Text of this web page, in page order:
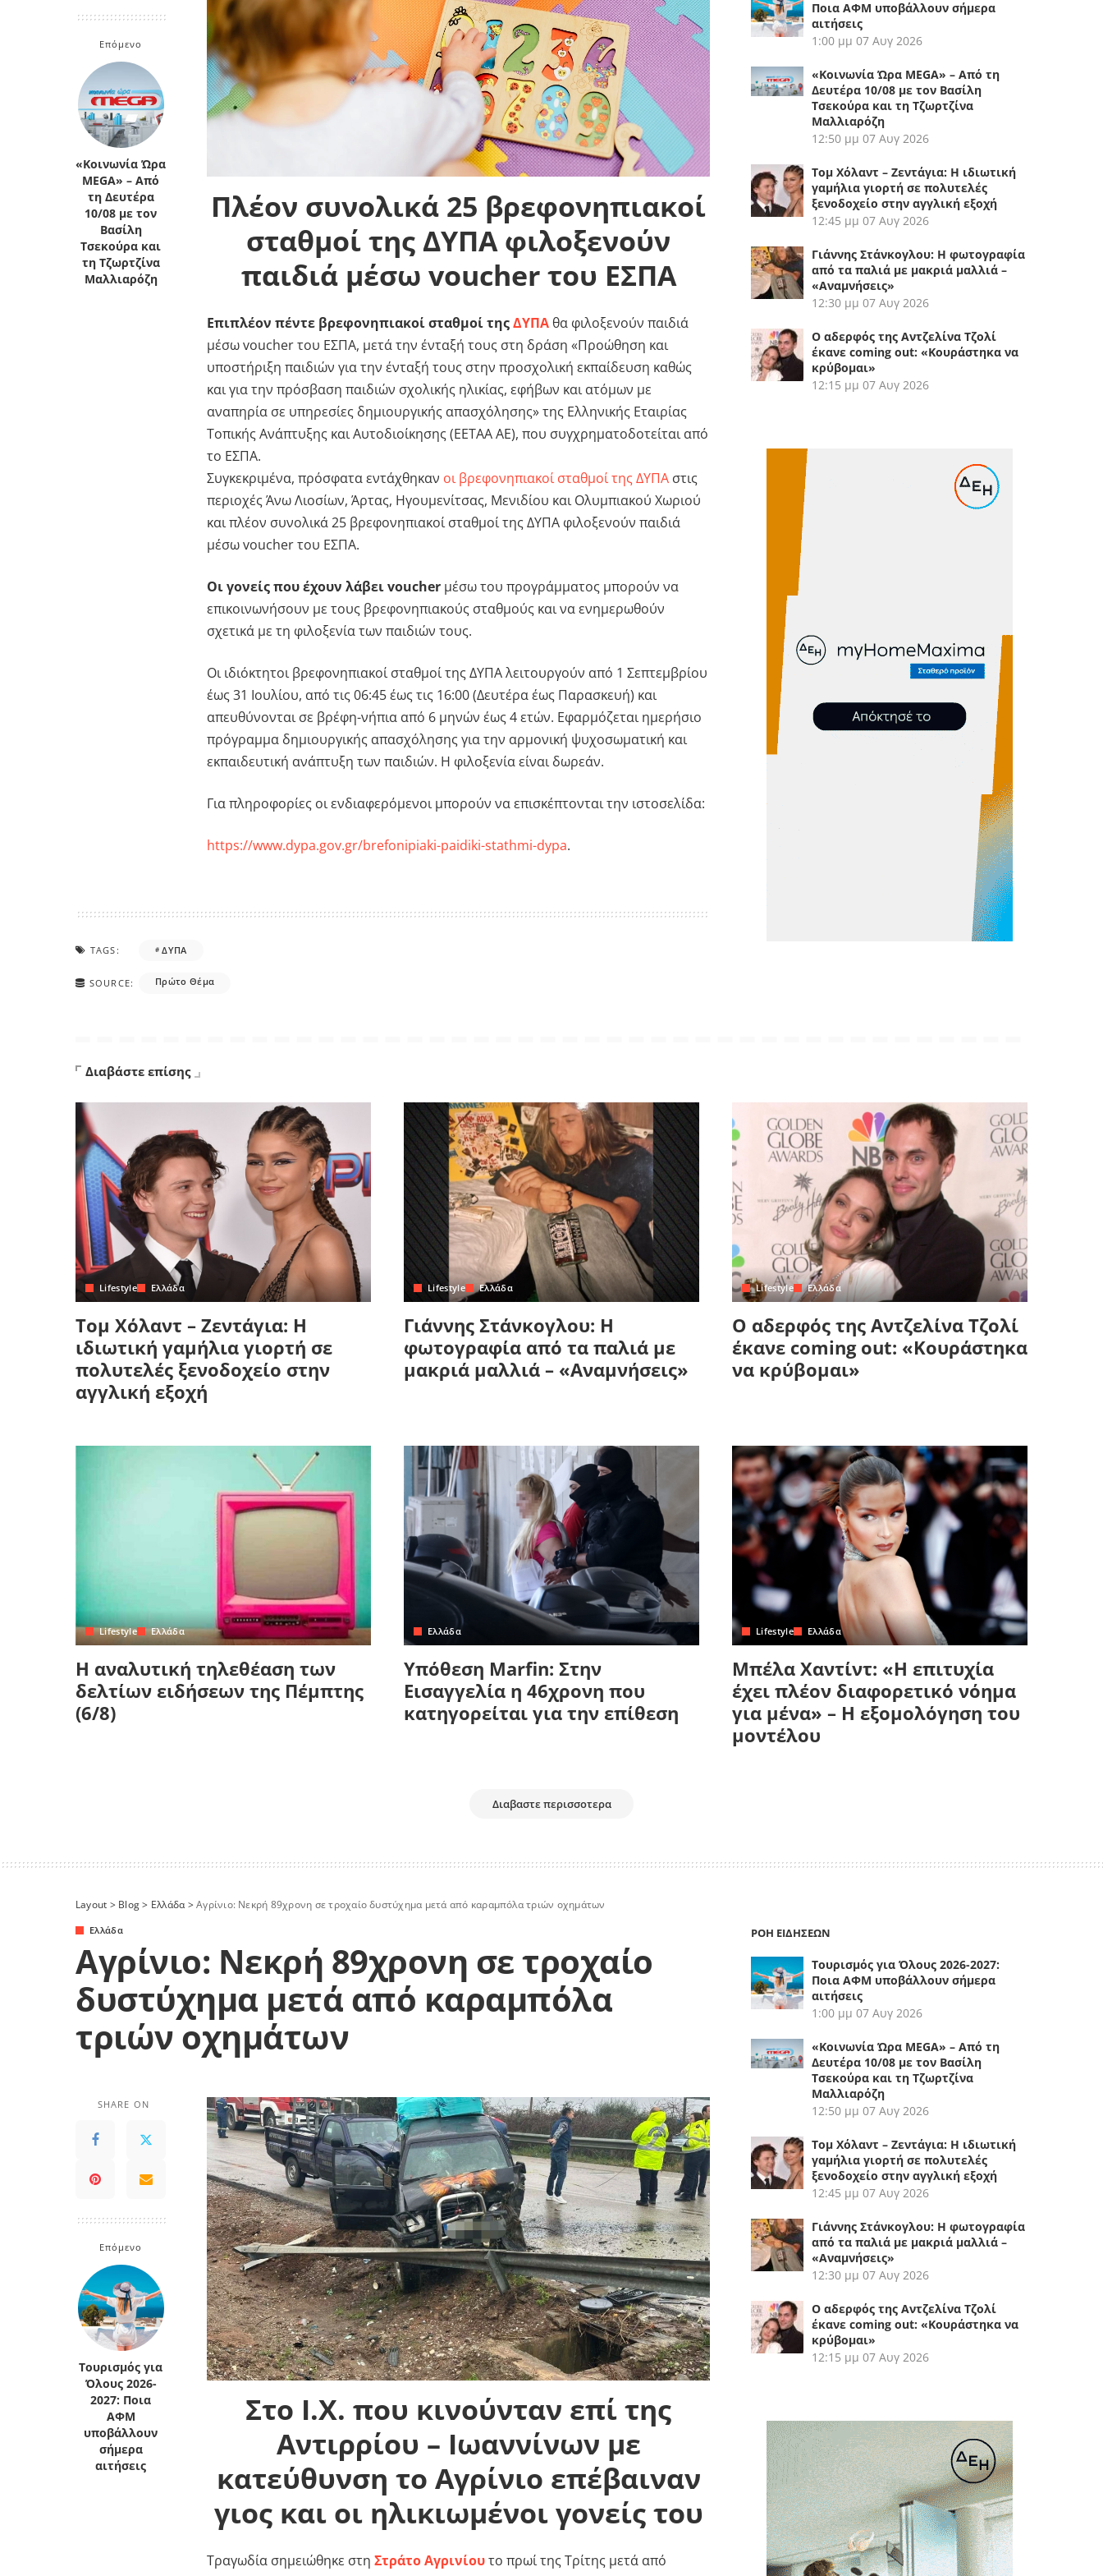
Κρήτη
Κυκλάδες
Πελοπόννησος
Πελοπόννησος
Επόμενο
«Κοινωνία Ώρα
MEGA» – Από
τη Δευτέρα
10/08 με τον
Βασίλη
Τσεκούρα και
τη Τζωρτζίνα
Μαλλιαρόζη
Πλέον συνολικά 25 βρεφονηπιακοί
σταθμοί της ΔΥΠΑ φιλοξενούν
παιδιά μέσω voucher του ΕΣΠΑ
Επιπλέον πέντε βρεφονηπιακοί σταθμοί τηςΔΥΠΑ θα φιλοξενούν παιδιά
μέσω voucher του ΕΣΠΑ, μετά την ένταξή τους στη δράση «Προώθηση και
υποστήριξη παιδιών για την ένταξή τους στην προσχολική εκπαίδευση καθώς
και για την πρόσβαση παιδιών σχολικής ηλικίας, εφήβων και ατόμων με
αναπηρία σε υπηρεσίες δημιουργικής απασχόλησης» της Ελληνικής Εταιρίας
Τοπικής Ανάπτυξης και Αυτοδιοίκησης (ΕΕΤΑΑ ΑΕ), που συγχρηματοδοτείται από
το ΕΣΠΑ.
Συγκεκριμένα, πρόσφατα εντάχθηκαν οι βρεφονηπιακοί σταθμοί της ΔΥΠΑ στις
περιοχές Άνω Λιοσίων, Άρτας, Ηγουμενίτσας, Μενιδίου και Ολυμπιακού Χωριού
και πλέον συνολικά 25 βρεφονηπιακοί σταθμοί της ΔΥΠΑ φιλοξενούν παιδιά
μέσω voucher του ΕΣΠΑ.
Οι γονείς που έχουν λάβει voucher μέσω του προγράμματος μπορούν να
επικοινωνήσουν με τους βρεφονηπιακούς σταθμούς και να ενημερωθούν
σχετικά με τη φιλοξενία των παιδιών τους.
Οι ιδιόκτητοι βρεφονηπιακοί σταθμοί της ΔΥΠΑ λειτουργούν από 1 Σεπτεμβρίου
έως 31 Ιουλίου, από τις 06:45 έως τις 16:00 (Δευτέρα έως Παρασκευή) και
απευθύνονται σε βρέφη-νήπια από 6 μηνών έως 4 ετών. Εφαρμόζεται ημερήσιο
πρόγραμμα δημιουργικής απασχόλησης για την αρμονική ψυχοσωματική και
εκπαιδευτική ανάπτυξη των παιδιών. Η φιλοξενία είναι δωρεάν.
Για πληροφορίες οι ενδιαφερόμενοι μπορούν να επισκέπτονται την ιστοσελίδα:
https://www.dypa.gov.gr/brefonipiaki-paidiki-stathmi-dypa.
TAGS: ΔΥΠΑ
SOURCE: Πρώτο Θέμα
Ποια ΑΦΜ υποβάλλουν σήμερα
αιτήσεις
1:00 μμ 07 Αυγ 2026
«Κοινωνία Ώρα MEGA» – Από τη
Δευτέρα 10/08 με τον Βασίλη
Τσεκούρα και τη Τζωρτζίνα
Μαλλιαρόζη
12:50 μμ 07 Αυγ 2026
Τομ Χόλαντ – Ζεντάγια: Η ιδιωτική
γαμήλια γιορτή σε πολυτελές
ξενοδοχείο στην αγγλική εξοχή
12:45 μμ 07 Αυγ 2026
Γιάννης Στάνκογλου: Η φωτογραφία
από τα παλιά με μακριά μαλλιά –
«Αναμνήσεις»
12:30 μμ 07 Αυγ 2026
Ο αδερφός της Αντζελίνα Τζολί
έκανε coming out: «Κουράστηκα να
κρύβομαι»
12:15 μμ 07 Αυγ 2026
Διαβάστε επίσης
Lifestyle Ελλάδα
Τομ Χόλαντ – Ζεντάγια: Η
ιδιωτική γαμήλια γιορτή σε
πολυτελές ξενοδοχείο στην
αγγλική εξοχή
Lifestyle Ελλάδα
Γιάννης Στάνκογλου: Η
φωτογραφία από τα παλιά με
μακριά μαλλιά – «Αναμνήσεις»
Lifestyle Ελλάδα
Ο αδερφός της Αντζελίνα Τζολί
έκανε coming out: «Κουράστηκα
να κρύβομαι»
Lifestyle Ελλάδα
Η αναλυτική τηλεθέαση των
δελτίων ειδήσεων της Πέμπτης
(6/8)
Ελλάδα
Υπόθεση Marfin: Στην
Εισαγγελία η 46χρονη που
κατηγορείται για την επίθεση
Lifestyle Ελλάδα
Μπέλα Χαντίντ: «Η επιτυχία
έχει πλέον διαφορετικό νόημα
για μένα» – Η εξομολόγηση του
μοντέλου
Διαβαστε περισσοτερα
Layout > Blog> Ελλάδα>Αγρίνιο: Νεκρή 89χρονη σε τροχαίο δυστύχημα μετά από καραμπόλα τριών οχημάτων
Ελλάδα
Αγρίνιο: Νεκρή 89χρονη σε τροχαίο
δυστύχημα μετά από καραμπόλα
τριών οχημάτων
SHARE ON
Επόμενο
Τουρισμός για
Όλους 2026-
2027: Ποια
ΑΦΜ
υποβάλλουν
σήμερα
αιτήσεις
Στο Ι.Χ. που κινούνταν επί της
Αντιρρίου – Ιωαννίνων με
κατεύθυνση το Αγρίνιο επέβαιναν
γιος και οι ηλικιωμένοι γονείς του
Τραγωδία σημειώθηκε στη Στράτο Αγρινίουτο πρωί της Τρίτης μετά από
ΡΟΗ ΕΙΔΗΣΕΩΝ
Τουρισμός για Όλους 2026-2027:
Ποια ΑΦΜ υποβάλλουν σήμερα
αιτήσεις
1:00 μμ 07 Αυγ 2026
«Κοινωνία Ώρα MEGA» – Από τη
Δευτέρα 10/08 με τον Βασίλη
Τσεκούρα και τη Τζωρτζίνα
Μαλλιαρόζη
12:50 μμ 07 Αυγ 2026
Τομ Χόλαντ – Ζεντάγια: Η ιδιωτική
γαμήλια γιορτή σε πολυτελές
ξενοδοχείο στην αγγλική εξοχή
12:45 μμ 07 Αυγ 2026
Γιάννης Στάνκογλου: Η φωτογραφία
από τα παλιά με μακριά μαλλιά –
«Αναμνήσεις»
12:30 μμ 07 Αυγ 2026
Ο αδερφός της Αντζελίνα Τζολί
έκανε coming out: «Κουράστηκα να
κρύβομαι»
12:15 μμ 07 Αυγ 2026